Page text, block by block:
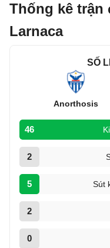
Thống kê trận
Larnaca
SỐ
Anorthosis
46
2
5 Sút
2
0